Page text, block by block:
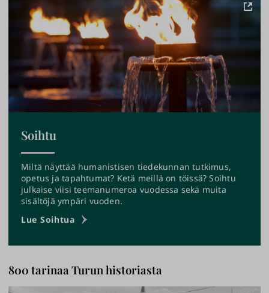
Soihtu
Miltä näyttää humanistisen tiedekunnan tutkimus,
opetus ja tapahtumat? Ketä meillä on töissä? Soihtu
julkaise viisi teemanumeroa vuodessa sekä muita
sisältöjä ympäri vuoden.
Lue Soihtua
›
800 tarinaa Turun historiasta